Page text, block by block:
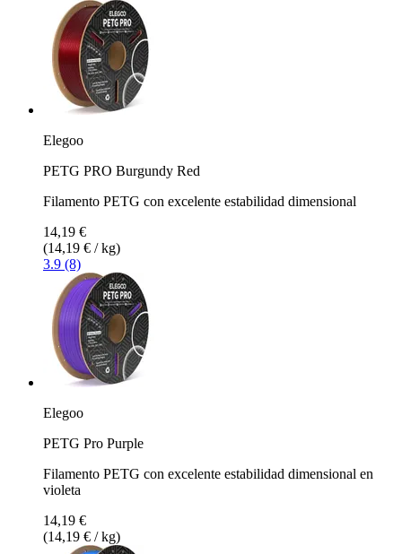
Elegoo
PETG PRO Burgundy Red
Filamento PETG con excelente estabilidad dimensional
14,19 €
(14,19 € / kg)
3.9 (8)
Elegoo
PETG Pro Purple
Filamento PETG con excelente estabilidad dimensional en
violeta
14,19 €
(14,19 € / kg)